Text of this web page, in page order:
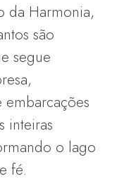
da Harmonia,
são
segue
inteiras
o lago
fé.